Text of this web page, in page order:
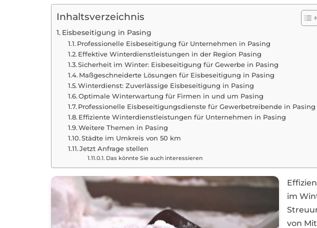
Inhaltsverzeichnis
Eisbeseitigung in Pasing
Professionelle Eisbeseitigung für Unternehmen in Pasing
Effektive Winterdienstleistungen in der Region Pasing
Sicherheit im Winter: Eisbeseitigung für Gewerbe in Pasing
Maßgeschneiderte Lösungen für Eisbeseitigung in Pasing
Winterdienst: Zuverlässige Eisbeseitigung in Pasing
Optimale Winterwartung für Firmen in und um Pasing
Professionelle Eisbeseitigungsdienste für Gewerbetreibende in Pasing
Effiziente Winterdienstleistungen für Unternehmen in Pasing
Weitere Themen in Pasing
Städte im Umkreis von 50 km
Jetzt Anfrage stellen
Das könnte Sie auch interessieren
im
von